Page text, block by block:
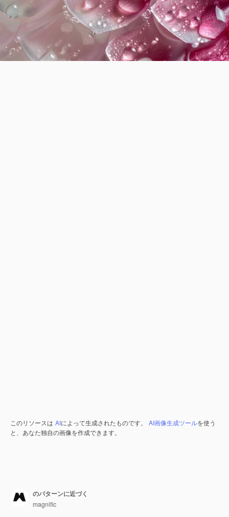
このリソースは AIによって生成されたものです。 AI画像生成ツールを使う
と、あなた独自の画像を作成できます。
のパターンに近づく
magnific